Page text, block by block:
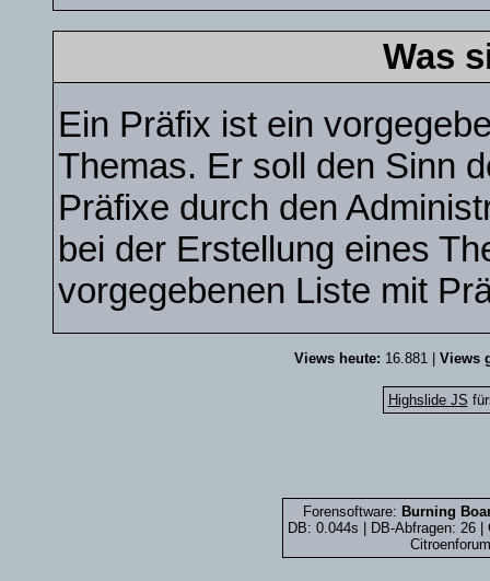
Was
Ein Präfix ist ein
Themas. Er soll den Sinn
Präfixe durch den
bei der Erstellung eines
vorgegebenen Liste mit
Views heute: 16.881 | Views
Highslide JS
Forensoftware: Burning
DB: 0.044s | DB-Abfragen: 26